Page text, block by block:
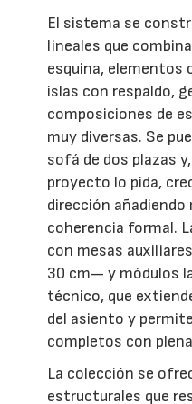
El sistema se
lineales que
esquina, elementos
islas con respaldo,
composiciones de
muy diversas. Se
sofá de dos plazas
proyecto lo pida,
dirección
coherencia formal.
con mesas
30 cm— y módulos
técnico, que
del asiento y
completos con
La colección se
estructurales que